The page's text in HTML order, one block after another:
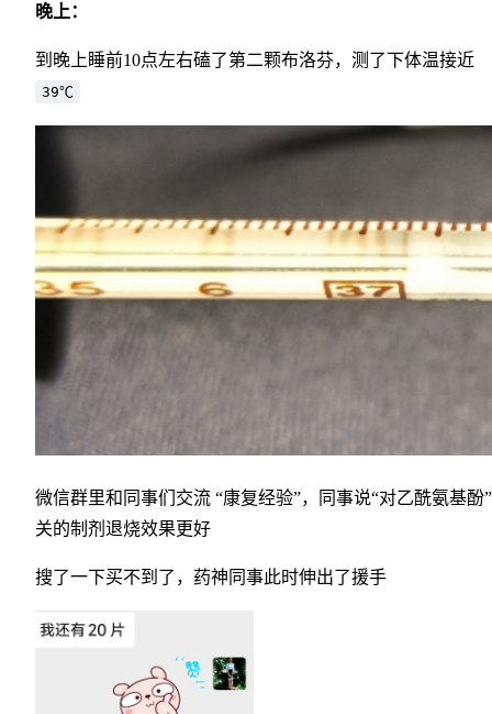
晚上：
到晚上睡前10点左右磕了第二颗布洛芬，测了下体温接近
39℃
微信群里和同事们交流 “康复经验”，同事说“对乙酰氨基酚
关的制剂退烧效果更好
搜了一下买不到了，药神同事此时伸出了援手